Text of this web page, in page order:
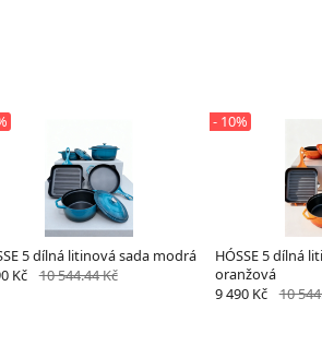
5 dílná litinová sada modrá
Kč 10 544.44 Kč
HÓSSE 5 dílná
oranžová
- 10%
9 490 Kč 10